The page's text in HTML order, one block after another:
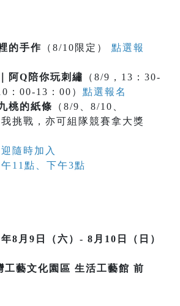
的手作 （8/10限定） 點選報
阿Q陪你玩刺繡
（8/9，13：30-
：00-13：00） 點選報名
桃的紙條
（8/9、8/10、
挑戰，亦可組隊競賽拿大獎
隨時加入
11點、下午3點
8月9日（六）- 8月10日（日）
工藝文化園區 生活工藝館 前